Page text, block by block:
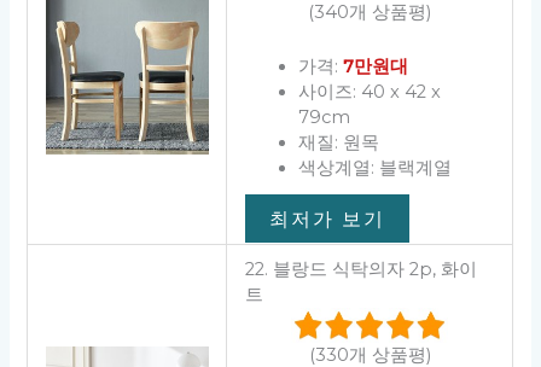
(340개 상품평)
가격: 7만원대
사이즈: 40 x 42 x
79cm
재질: 원목
색상계열: 블랙계열
최저가 보기
22. 블랑드 식탁의자 2p, 화이
트
(330개 상품평)